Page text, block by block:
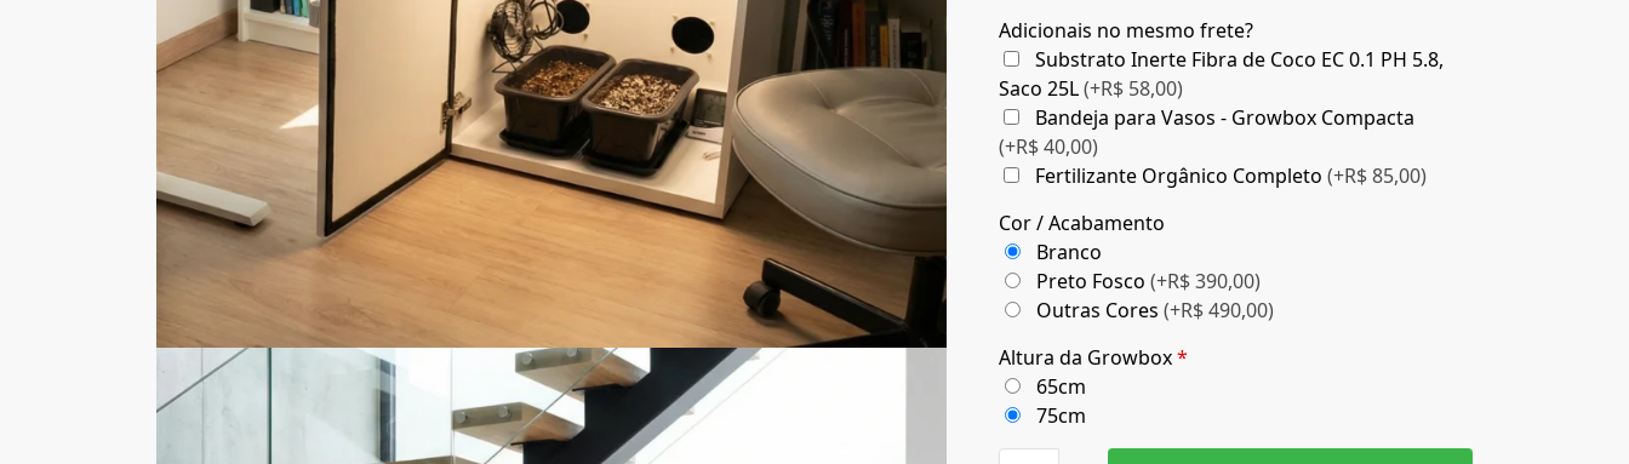
Adicionais no mesmo frete?
Substrato Inerte Fibra de Coco EC 0.1 PH 5.8,
Saco 25L(+R$ 58,00)
Bandeja para Vasos - Growbox Compacta
(+R$ 40,00)
Fertilizante Orgânico Completo(+R$ 85,00)
Cor / Acabamento
Branco
Preto Fosco(+R$ 390,00)
Outras Cores(+R$ 490,00)
Altura da Growbox*
65cm
75cm